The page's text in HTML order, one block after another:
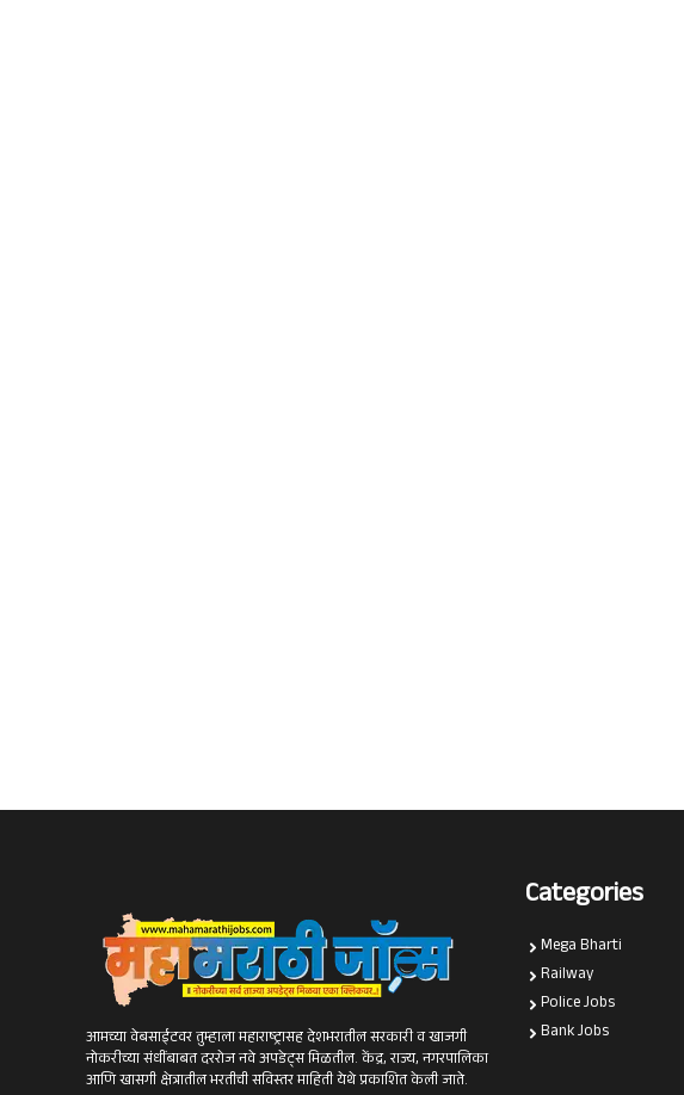
आमच्या वेबसाईटवर तुम्हाला महाराष्ट्रासह देशभरातील सरकारी व खाजगी
नोकरीच्या संधींबाबत दररोज नवे अपडेट्स मिळतील. केंद्र, राज्य, नगरपालिका
आणि खासगी क्षेत्रातील भरतीची सविस्तर माहिती येथे प्रकाशित केली जाते.
Categories
Mega Bharti
Railway
Police Jobs
Bank Jobs